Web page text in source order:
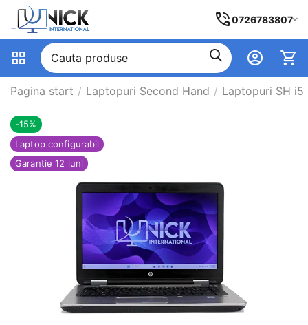
0726783807
Pagina start / Laptopuri Second Hand / Laptopuri SH i5
-15%
Laptop configurabil
Garantie 12 luni